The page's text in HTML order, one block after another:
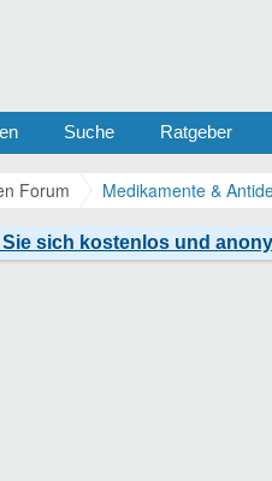
Suche Ratgeber
Forum Medikamente &